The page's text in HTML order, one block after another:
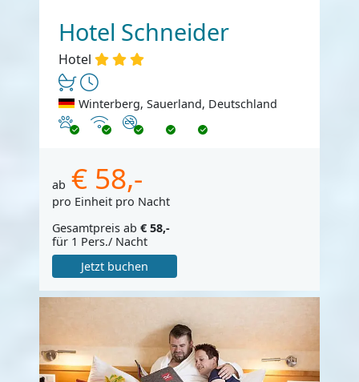
Hotel Schneider
Hotel
Winterberg, Sauerland, Deutschland
Haustiere erlaubt
InternetNichtraucher
ab € 58,-
pro Einheit pro Nacht
Gesamtpreis ab € 58,-
für 1 Pers./ Nacht
Jetzt buchen